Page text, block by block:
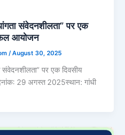
संवेदनशीलता” पर एक
आयोजन
/August 30, 2025
संवेदनशीलता” पर एक दिवसीय
29 अगस्त 2025स्थान: गांधी